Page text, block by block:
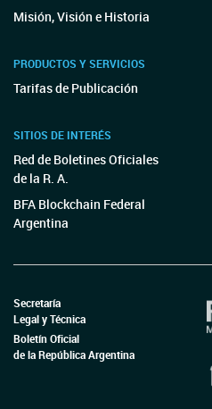
Misión, Visión e Historia
PRODUCTOS Y SERVICIOS
Tarifas de Publicación
SITIOS DE INTERÉS
Red de Boletines Oficiales
de la R. A.
BFA Blockchain Federal
Argentina
Secretaría
Legal y Técnica
Boletín Oficial
de la República Argentina